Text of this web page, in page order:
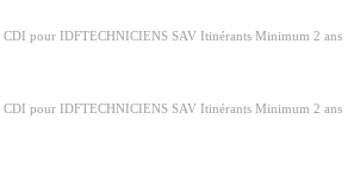
CDI pour IDFTECHNICIENS SAV Itinérants Minimum 2 ans
CDI pour IDFTECHNICIENS SAV Itinérants Minimum 2 ans